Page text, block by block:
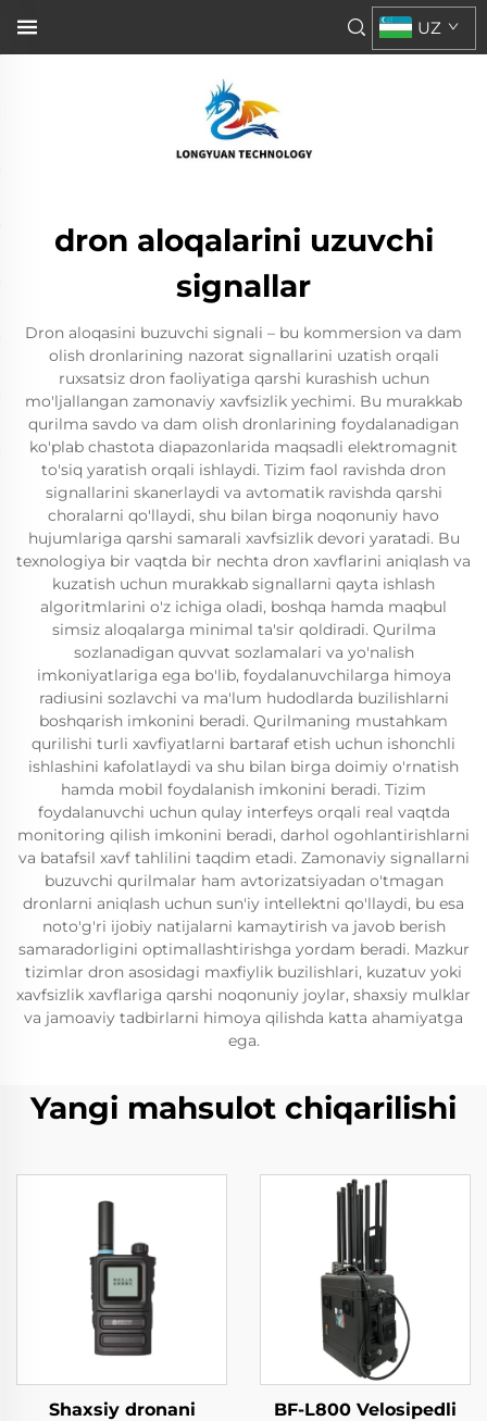
UZ
dron aloqalarini uzuvchi
signallar
Dron aloqasini buzuvchi signali – bu kommersion va dam
olish dronlarining nazorat signallarini uzatish orqali
ruxsatsiz dron faoliyatiga qarshi kurashish uchun
mo'ljallangan zamonaviy xavfsizlik yechimi. Bu murakkab
qurilma savdo va dam olish dronlarining foydalanadigan
ko'plab chastota diapazonlarida maqsadli elektromagnit
to'siq yaratish orqali ishlaydi. Tizim faol ravishda dron
signallarini skanerlaydi va avtomatik ravishda qarshi
choralarni qo'llaydi, shu bilan birga noqonuniy havo
hujumlariga qarshi samarali xavfsizlik devori yaratadi. Bu
texnologiya bir vaqtda bir nechta dron xavflarini aniqlash va
kuzatish uchun murakkab signallarni qayta ishlash
algoritmlarini o'z ichiga oladi, boshqa hamda maqbul
simsiz aloqalarga minimal ta'sir qoldiradi. Qurilma
sozlanadigan quvvat sozlamalari va yo'nalish
imkoniyatlariga ega bo'lib, foydalanuvchilarga himoya
radiusini sozlavchi va ma'lum hudodlarda buzilishlarni
boshqarish imkonini beradi. Qurilmaning mustahkam
qurilishi turli xavfiyatlarni bartaraf etish uchun ishonchli
ishlashini kafolatlaydi va shu bilan birga doimiy o'rnatish
hamda mobil foydalanish imkonini beradi. Tizim
foydalanuvchi uchun qulay interfeys orqali real vaqtda
monitoring qilish imkonini beradi, darhol ogohlantirishlarni
va batafsil xavf tahlilini taqdim etadi. Zamonaviy signallarni
buzuvchi qurilmalar ham avtorizatsiyadan o'tmagan
dronlarni aniqlash uchun sun'iy intellektni qo'llaydi, bu esa
noto'g'ri ijobiy natijalarni kamaytirish va javob berish
samaradorligini optimallashtirishga yordam beradi. Mazkur
tizimlar dron asosidagi maxfiylik buzilishlari, kuzatuv yoki
xavfsizlik xavflariga qarshi noqonuniy joylar, shaxsiy mulklar
va jamoaviy tadbirlarni himoya qilishda katta ahamiyatga
ega.
Yangi mahsulot chiqarilishi
Shaxsiy dronani
BF-L800 Velosipedli